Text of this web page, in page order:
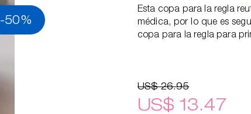
-50%
Esta copa para la regla
médica, por lo que es
copa para la regla para
US$ 26.95
US$ 13.47